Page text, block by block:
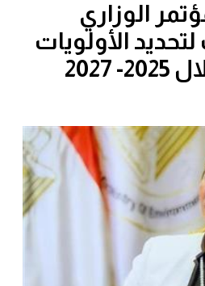
الوزاري
الأولويات